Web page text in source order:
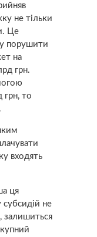
не тільки
Це
порушити
на
грн.
грн, то
входять
ця
субсидій не
залишиться